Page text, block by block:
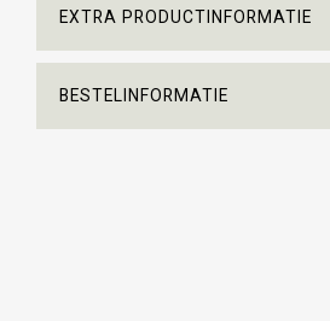
EXTRA PRODUCTINFORMATIE
BESTELINFORMATIE